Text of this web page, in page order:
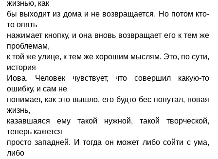
жизнью, как
бы выходит из дома и не возвращается. Но потом кто-
то опять
нажимает кнопку, и она вновь возвращает его к тем же
проблемам,
к той же улице, к тем же хорошим мыслям. Это, по сути,
история
Иова. Человек чувствует, что совершил какую-то
ошибку, и сам не
понимает, как это вышло, его будто бес попутал, новая
жизнь,
казавшаяся ему такой нужной, такой творческой,
теперь кажется
просто западней. И тогда он может либо сойти с ума,
либо